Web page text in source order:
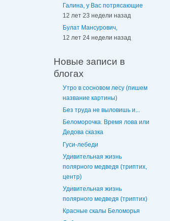
Галина, у Вас потрясающие
12 лет 23 недели назад
Булат Мансурович,
12 лет 24 недели назад
Новые записи в
блогах
Утро в сосновом лесу (пишем
название картины)
Без труда не выловишь и...
Беломорочка. Время лова или
Дедова сказка
Гуси-лебеди
Удивительная жизнь
полярного медведя (триптих,
центр)
Удивительная жизнь
полярного медведя (триптих)
Красные скалы Беломорья